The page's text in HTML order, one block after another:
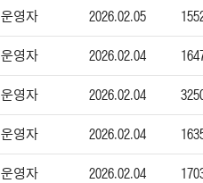
운영자 2026.02.05
운영자 2026.02.04
운영자 2026.02.04
운영자 2026.02.04
운영자 2026.02.04